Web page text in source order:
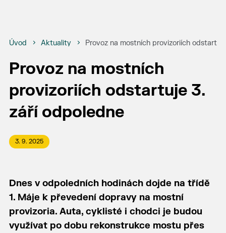
Úvod Aktuality Provoz na mostních provizoriích
Provoz na mostních
provizoriích odstartuje 3.
září odpoledne
3. 9. 2025
Dnes v odpoledních hodinách dojde na třídě
1. Máje k převedení dopravy na mostní
provizoria. Auta, cyklisté i chodci je budou
využívat po dobu rekonstrukce mostu přes